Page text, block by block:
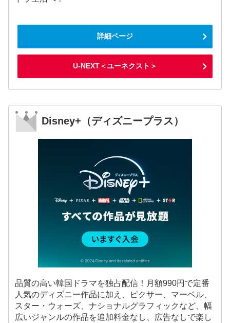
詳細ページ
U-NEXT＜ユーネクスト＞
Disney+（ディズニープラス）
品質の高い韓国ドラマを独占配信！月額990円で定番
人気のディズニー作品に加え、ピクサー、マーベル、
スター・ウォーズ、ナショナルグラフィックなど、幅
広いジャンルの作品を追加料金なし、広告なしで楽し